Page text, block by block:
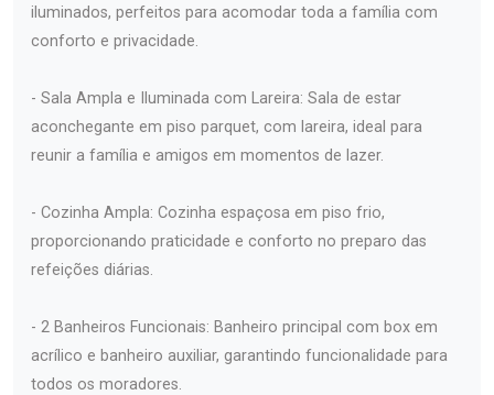
iluminados, perfeitos para acomodar toda a família com
conforto e privacidade.
- Sala Ampla e Iluminada com Lareira: Sala de estar
aconchegante em piso parquet, com lareira, ideal para
reunir a família e amigos em momentos de lazer.
- Cozinha Ampla: Cozinha espaçosa em piso frio,
proporcionando praticidade e conforto no preparo das
refeições diárias.
- 2 Banheiros Funcionais: Banheiro principal com box em
acrílico e banheiro auxiliar, garantindo funcionalidade para
todos os moradores.